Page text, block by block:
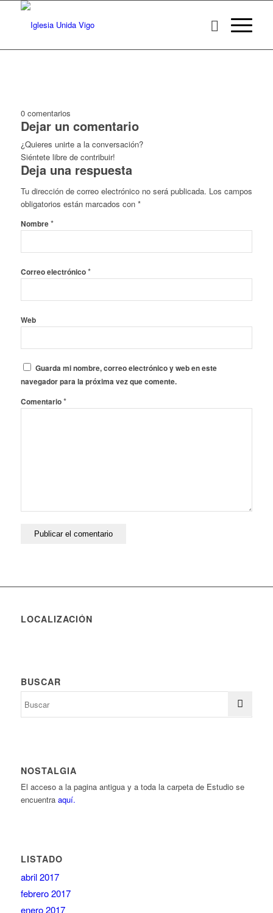
0 comentarios
Dejar un comentario
¿Quieres unirte a la conversación?
Siéntete libre de contribuir!
Deja una respuesta
Tu dirección de correo electrónico no será publicada. Los campos
obligatorios están marcados con *
Nombre*
Correo electrónico*
Web
Guarda mi nombre, correo electrónico y web en este
navegador para la próxima vez que comente.
Comentario*
LOCALIZACIÓN
BUSCAR
NOSTALGIA
El acceso a la pagina antigua y a toda la carpeta de Estudio se
encuentra aquí.
LISTADO
abril 2017
febrero 2017
enero 2017